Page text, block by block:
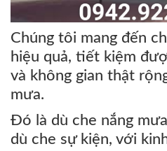
Chúng tôi mang đến
hiệu quả, tiết kiệm
và không gian thật
mưa.
Đó là dù che nắng
dù che sự kiện, với